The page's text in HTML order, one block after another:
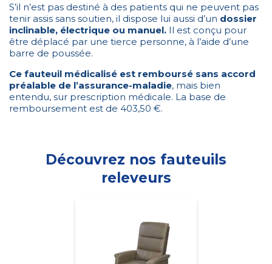
S’il n’est pas destiné à des patients qui ne peuvent pas
tenir assis sans soutien, il dispose lui aussi d’un dossier
inclinable, électrique ou manuel. Il est conçu pour
être déplacé par une tierce personne, à l’aide d’une
barre de poussée.
Ce fauteuil médicalisé est remboursé sans accord
préalable de l’assurance-maladie, mais bien
entendu, sur prescription médicale. La base de
remboursement est de 403,50 €.
Découvrez nos fauteuils
releveurs